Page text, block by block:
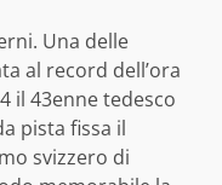
Una delle
al record dell’ora
il 43enne tedesco
pista fissa il
svizzero di